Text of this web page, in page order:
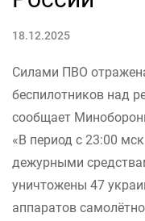
18.12.2025
Силами ПВО
беспилотников над
сообщает
«В период с 23:00
дежурными
уничтожены 47
аппаратов